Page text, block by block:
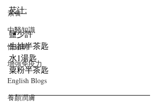
素食
中醫知識
情緒病
增強免疫力
English Blogs
養顏潤膚
芡汁:
鹽少許
生抽半茶匙
水1湯匙
粟粉半茶匙